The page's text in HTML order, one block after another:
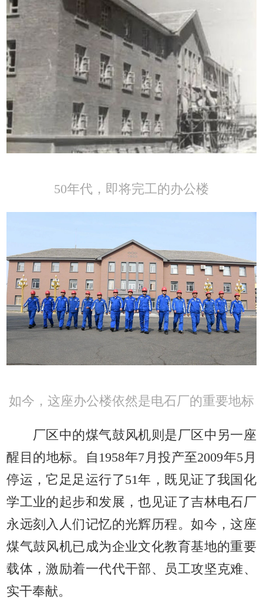
50年代，即将完工的办公楼
如今，这座办公楼依然是电石厂的重要地标
厂区中的煤气鼓风机则是厂区中另一座
醒目的地标。自1958年7月投产至2009年5月
停运，它足足运行了51年，既见证了我国化
学工业的起步和发展，也见证了吉林电石厂
永远刻入人们记忆的光辉历程。如今，这座
煤气鼓风机已成为企业文化教育基地的重要
载体，激励着一代代干部、员工攻坚克难、
实干奉献。